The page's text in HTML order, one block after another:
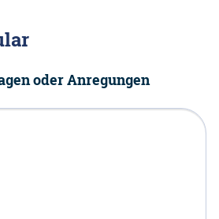
oder Anregungen